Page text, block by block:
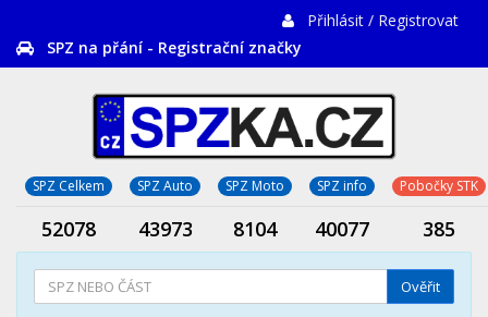
Přihlásit / Registrovat
SPZ na přání - Registrační značky
SPZ Celkem SPZ Auto SPZ Moto SPZ info Pobočky STK
52078 43973 8104 40077 385
Ověřit